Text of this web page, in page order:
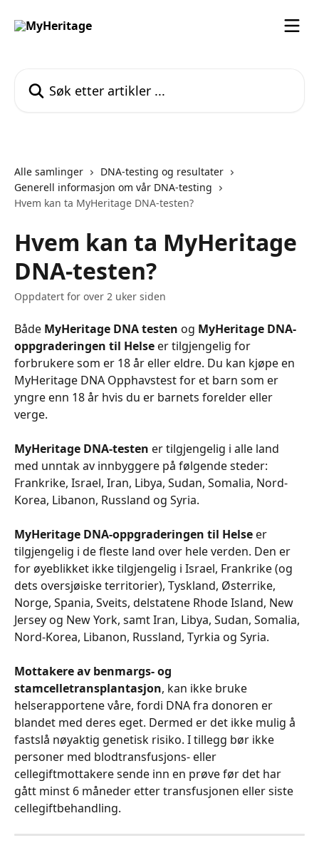
Alle samlinger
DNA-testing og resultater
Generell informasjon om vår DNA-testing
Hvem kan ta MyHeritage DNA-testen?
Hvem kan ta MyHeritage
DNA-testen?
Oppdatert for over 2 uker siden
Både MyHeritage DNA testen og MyHeritage DNA-
oppgraderingen til Helse er tilgjengelig for
forbrukere som er 18 år eller eldre. Du kan kjøpe en
MyHeritage DNA Opphavstest for et barn som er
yngre enn 18 år hvis du er barnets forelder eller
verge.
MyHeritage DNA-testen er tilgjengelig i alle land
med unntak av innbyggere på følgende steder:
Frankrike, Israel, Iran, Libya, Sudan, Somalia, Nord-
Korea, Libanon, Russland og Syria.
MyHeritage DNA-oppgraderingen til Helse er
tilgjengelig i de fleste land over hele verden. Den er
for øyeblikket ikke tilgjengelig i Israel, Frankrike (og
dets oversjøiske territorier), Tyskland, Østerrike,
Norge, Spania, Sveits, delstatene Rhode Island, New
Jersey og New York, samt Iran, Libya, Sudan, Somalia,
Nord-Korea, Libanon, Russland, Tyrkia og Syria.
Mottakere av benmargs- og
stamcelletransplantasjon, kan ikke bruke
helserapportene våre, fordi DNA fra donoren er
blandet med deres eget. Dermed er det ikke mulig å
fastslå nøyaktig genetisk risiko. I tillegg bør ikke
personer med blodtransfusjons- eller
cellegiftmottakere sende inn en prøve før det har
gått minst 6 måneder etter transfusjonen eller siste
cellegiftbehandling.